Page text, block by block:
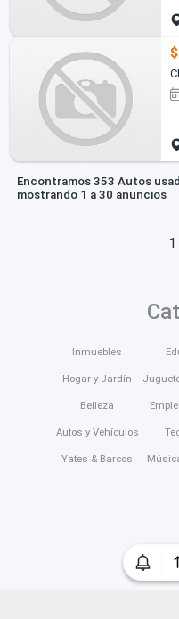
Encontramos 353 Autos
mostrando 1 a 30 anuncios
Inmuebles
Hogar y Jardín
Belleza
Autos y Vehículos
Yates & Barcos